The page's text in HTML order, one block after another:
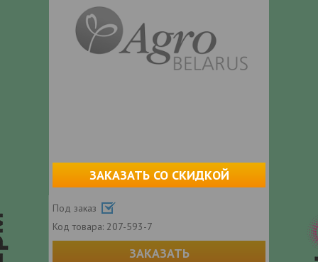
ЗАКАЗАТЬ СО СКИДКОЙ
Под заказ
Код товара: 207-593-7
ЗАКАЗАТЬ